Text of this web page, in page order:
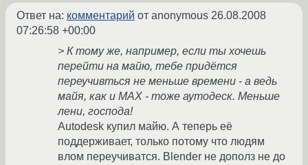
Ответ на: комментарий от anonymous 26.08.2008
07:26:58 +00:00
> К тому же, например, если ты хочешь
перейти на майю, тебе придётся
переучивться не меньше времени - а ведь
майя, как и МАХ - тоже аутодеск. Меньше
лени, господа!
Autodesk купил майю. А теперь её
поддерживает, только потому что людям
влом переучиватся. Blender не дополз не до